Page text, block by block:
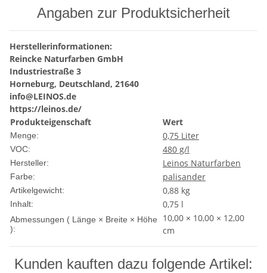
Angaben zur Produktsicherheit
Herstellerinformationen:
Reincke Naturfarben GmbH
Industriestraße 3
Horneburg, Deutschland, 21640
info@LEINOS.de
https://leinos.de/
Produkteigenschaft
Wert
Menge: 0,75 Liter
VOC: 480 g/l
Hersteller: Leinos Naturfarben
Farbe: palisander
Artikelgewicht: 0,88 kg
Inhalt: 0,75 l
Abmessungen ( Länge × Breite × Höhe
):
10,00 × 10,00 × 12,00
cm
Kunden kauften dazu folgende Artikel: